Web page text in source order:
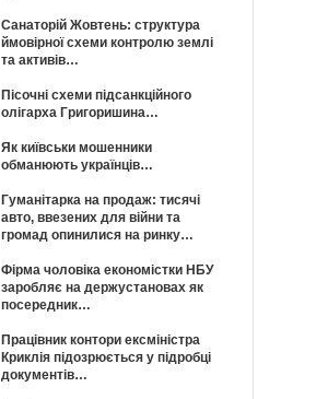
Санаторій Жовтень: структура
ймовірної схеми контролю землі
та активів…
Пісочні схеми підсанкційного
олігарха Григоришина…
Як київськи мошенники
обманюють українців…
Гуманітарка на продаж: тисячі
авто, ввезених для війни та
громад опинилися на ринку…
Фірма чоловіка економістки НБУ
заробляє на держустановах як
посередник…
Працівник контори ексміністра
Криклія підозрюється у підробці
документів…